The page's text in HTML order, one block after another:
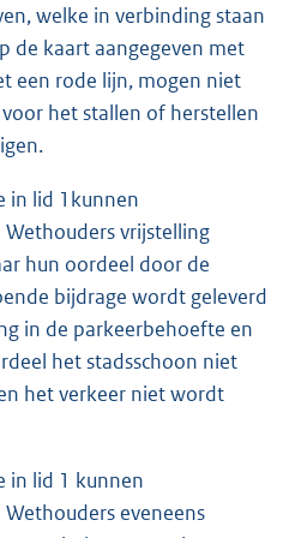
welke in verbinding staan
de kaart aangegeven met
een rode lijn, mogen niet
het stallen of herstellen
in lid 1kunnen
Wethouders vrijstelling
hun oordeel door de
bijdrage wordt geleverd
in de parkeerbehoefte en
het stadsschoon niet
het verkeer niet wordt
in lid 1 kunnen
eveneens